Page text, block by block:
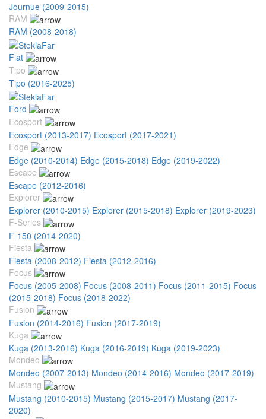
Journue (2009-2015)
RAM
RAM (2008-2018)
Fiat
Tipo
Tipo (2016-2025)
Ford
Ecosport
Ecosport (2013-2017) Ecosport (2017-2021)
Edge
Edge (2010-2014) Edge (2015-2018) Edge (2019-2022)
Escape
Escape (2012-2016)
Explorer
Explorer (2010-2015) Explorer (2015-2018) Explorer (2019-2023)
F-Series
F-150 (2014-2020)
Fiesta
Fiesta (2008-2012) Fiesta (2012-2016)
Focus
Focus (2005-2008) Focus (2008-2011) Focus (2011-2015) Focus
(2015-2018) Focus (2018-2022)
Fusion
Fusion (2014-2016) Fusion (2017-2019)
Kuga
Kuga (2013-2016) Kuga (2016-2019) Kuga (2019-2023)
Mondeo
Mondeo (2007-2013) Mondeo (2014-2016) Mondeo (2017-2019)
Mustang
Mustang (2010-2015) Mustang (2015-2017) Mustang (2017-
2020)